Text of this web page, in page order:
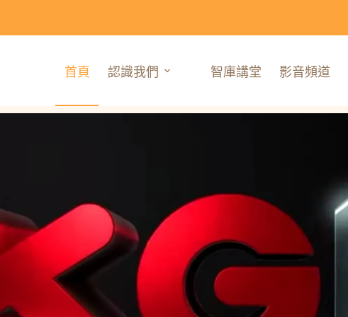
首頁 認識我們 智庫講堂 影音頻道